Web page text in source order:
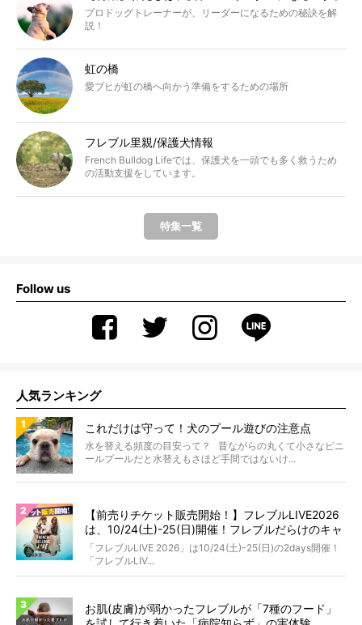
プロドッグトレーナーが、リーダーになるための秘訣を解
説！
虹の橋
愛ブヒが虹の橋へ向かう準備をするための場所
フレブル里親/保護犬情報
French Bulldog Lifeでは、保護犬を一頭でも多く救うため
の活動支援をしています。
特集一覧
Follow us
人気ランキング
これだけは守って！犬のプール遊びの注意点
水を替える頻度の目安って？ 昔ながらの丸くて小さなビニ
ールプールだと水替えもさほど手間ではないけ...
【前売りチケット販売開始！】フレブルLIVE2026
は、10/24(土)-25(日)開催！フレブルだらけのキャ
ンプ・前夜祭・バスプランも新登場!?
「フレブルLIVE 2026」は10/24(土)-25(日)の2days開催！
「フレブルLIV...
お肌(皮膚)が弱かったフレブルが「7種のフード」